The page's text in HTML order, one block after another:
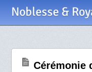
Noblesse &
Cérémonie